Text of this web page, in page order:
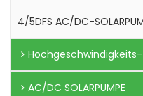
4/5DFS AC/DC-
AC/DC SOLARPUMPE